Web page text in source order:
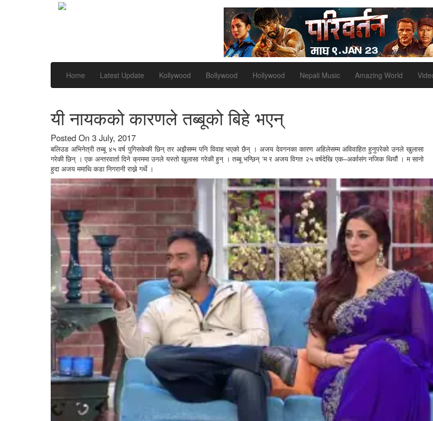
Home Latest Update Kollywood Bollywood Hollywood Nepali Music Amazing World
यी नायकको कारणले तब्बूको बिहे भएन्
Posted On 3 July, 2017
बलिउड अभिनेत्री तब्बू ४५ वर्ष पुगिसकेकी छिन् तर अझैसम्म पनि विवाह भएको छैन् । अजय देवगनका कारण अहिलेसम्म अविवाहित हुनुपरेको उनले खुलासा
गरेकी छिन् । एक अन्तरवार्ता दिने क्रममा उनले यस्तो खुलासा गरेकी हुन् । तब्बू भन्छिन् ‘म र अजय विगत २५ वर्षदेखि एक–अर्कासंग नजिक थियौं । म सानो
हुदा अजय ममाथि कडा निगरानी राख्ने गर्थे ।